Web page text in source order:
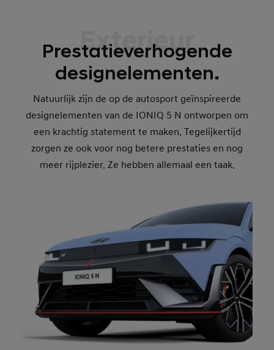
Exterieur
Prestatieverhogende
designelementen.
Natuurlijk zijn de op de autosport geïnspireerde
designelementen van de IONIQ 5 N ontworpen om
een krachtig statement te maken. Tegelijkertijd
zorgen ze ook voor nog betere prestaties en nog
meer rijplezier. Ze hebben allemaal een taak.